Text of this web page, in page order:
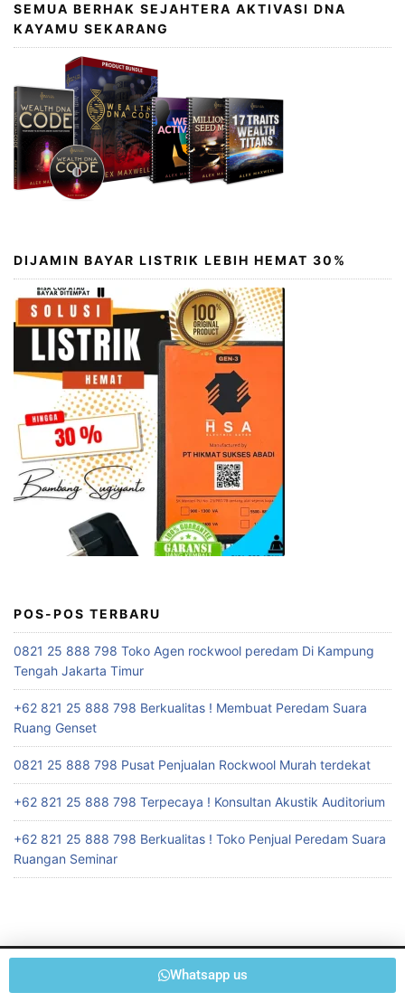
SEMUA BERHAK SEJAHTERA AKTIVASI DNA
KAYAMU SEKARANG
DIJAMIN BAYAR LISTRIK LEBIH HEMAT 30%
POS-POS TERBARU
0821 25 888 798 Toko Agen rockwool peredam Di Kampung
Tengah Jakarta Timur
+62 821 25 888 798 Berkualitas ! Membuat Peredam Suara
Ruang Genset
0821 25 888 798 Pusat Penjualan Rockwool Murah terdekat
+62 821 25 888 798 Terpecaya ! Konsultan Akustik Auditorium
+62 821 25 888 798 Berkualitas ! Toko Penjual Peredam Suara
Ruangan Seminar
Whatsapp us